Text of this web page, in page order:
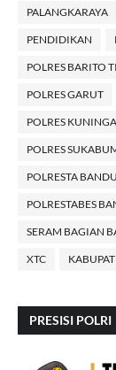
PALANGKARAYA
PENDIDIKAN
POLRES BARITO
POLRES GARUT
POLRES
POLRES
POLRESTA
POLRESTABES
SERAM BAGIAN
XTC
PRESISI POLRI